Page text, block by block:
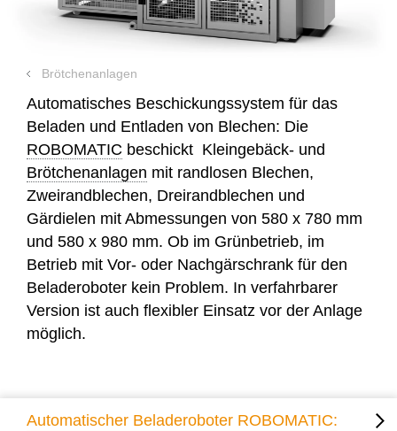
Brötchenanlagen
Automatisches Beschickungssystem für das
Beladen und Entladen von Blechen: Die
ROBOMATIC beschickt Kleingebäck- und
Brötchenanlagen mit randlosen Blechen,
Zweirandblechen, Dreirandblechen und
Gärdielen mit Abmessungen von 580 x 780 mm
und 580 x 980 mm. Ob im Grünbetrieb, im
Betrieb mit Vor- oder Nachgärschrank für den
Beladeroboter kein Problem. In verfahrbarer
Version ist auch flexibler Einsatz vor der Anlage
möglich.
Automatischer Beladeroboter ROBOMATIC: